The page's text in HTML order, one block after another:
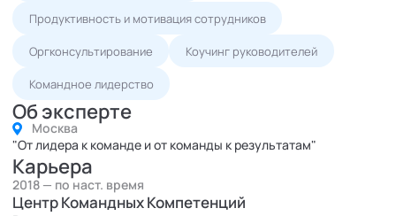
Продуктивность и мотивация сотрудников
Оргконсультирование Коучинг руководителей
Командное лидерство
Об эксперте
Москва
"От лидера к команде и от команды к результатам"
Карьера
Центр Командных Компетенций
2018 — по наст. время